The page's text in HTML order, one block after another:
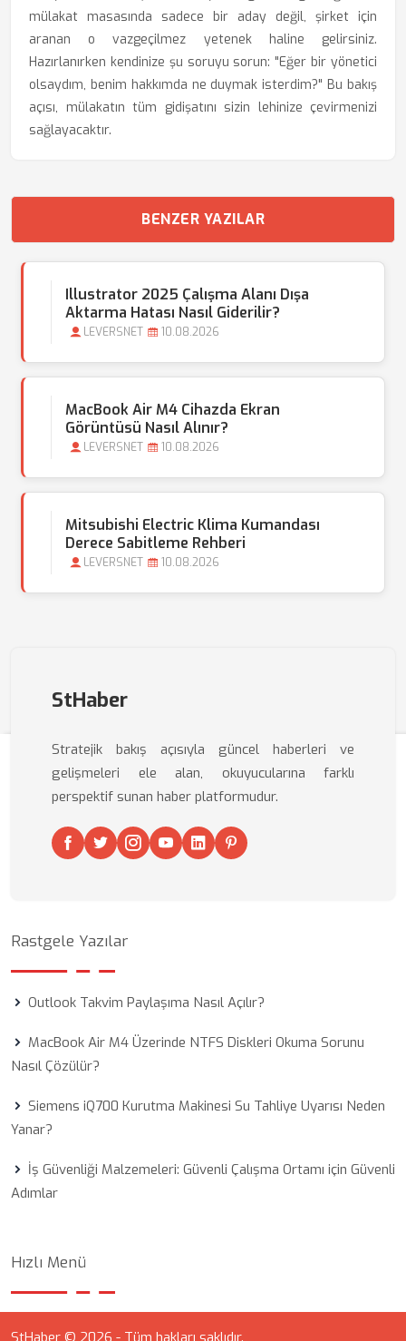
mülakat masasında sadece bir aday değil, şirket için
aranan o vazgeçilmez yetenek haline gelirsiniz.
Hazırlanırken kendinize şu soruyu sorun: "Eğer bir yönetici
olsaydım, benim hakkımda ne duymak isterdim?" Bu bakış
açısı, mülakatın tüm gidişatını sizin lehinize çevirmenizi
sağlayacaktır.
BENZER YAZILAR
Illustrator 2025 Çalışma Alanı Dışa
Aktarma Hatası Nasıl Giderilir?
LEVERSNET 10.08.2026
MacBook Air M4 Cihazda Ekran
Görüntüsü Nasıl Alınır?
LEVERSNET 10.08.2026
Mitsubishi Electric Klima Kumandası
Derece Sabitleme Rehberi
LEVERSNET 10.08.2026
StHaber
Stratejik bakış açısıyla güncel haberleri ve
gelişmeleri ele alan, okuyucularına farklı
perspektif sunan haber platformudur.
Rastgele Yazılar
Outlook Takvim Paylaşıma Nasıl Açılır?
MacBook Air M4 Üzerinde NTFS Diskleri Okuma Sorunu
Nasıl Çözülür?
Siemens iQ700 Kurutma Makinesi Su Tahliye Uyarısı Neden
Yanar?
İş Güvenliği Malzemeleri: Güvenli Çalışma Ortamı için Güvenli
Adımlar
Hızlı Menü
StHaber © 2026 - Tüm hakları saklıdır.